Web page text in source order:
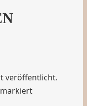
veröffentlicht.
markiert